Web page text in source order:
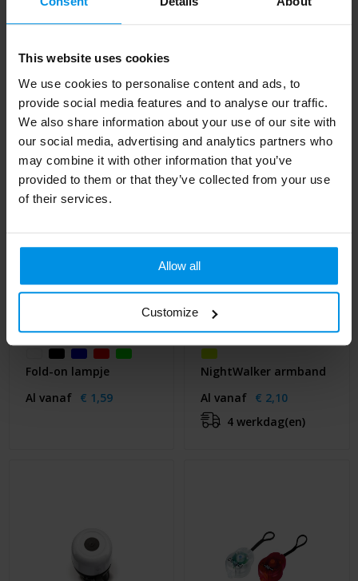
This website uses cookies
We use cookies to personalise content and ads, to
provide social media features and to analyse our traffic.
We also share information about your use of our site with
our social media, advertising and analytics partners who
may combine it with other information that you’ve
provided to them or that they’ve collected from your use
of their services.
Allow all
Customize
Al vanaf € 1,30
Al vanaf € 1,54
4 werkdag(en)
Fold-on lampje
Al vanaf € 1,59
NightWalker armband
Al vanaf € 2,10
4 werkdag(en)